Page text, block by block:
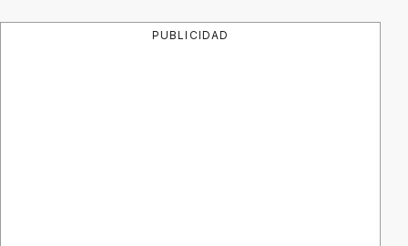
PUBLICIDAD